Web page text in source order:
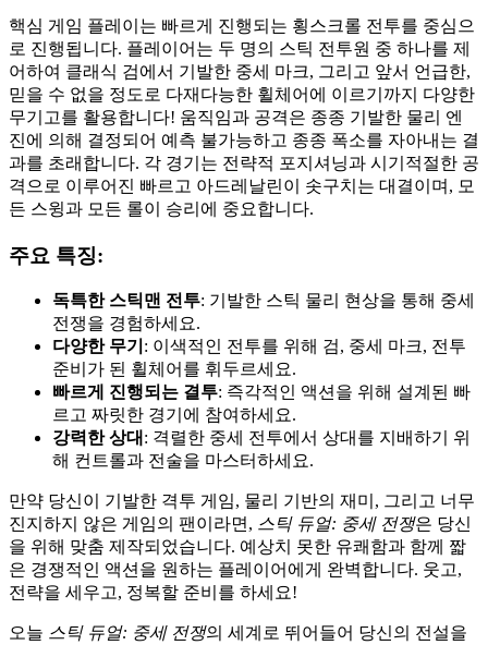
핵심 게임 플레이는 빠르게 진행되는 횡스크롤 전투를 중심으
로 진행됩니다. 플레이어는 두 명의 스틱 전투원 중 하나를 제
어하여 클래식 검에서 기발한 중세 마크, 그리고 앞서 언급한,
믿을 수 없을 정도로 다재다능한 휠체어에 이르기까지 다양한
무기고를 활용합니다! 움직임과 공격은 종종 기발한 물리 엔
진에 의해 결정되어 예측 불가능하고 종종 폭소를 자아내는 결
과를 초래합니다. 각 경기는 전략적 포지셔닝과 시기적절한 공
격으로 이루어진 빠르고 아드레날린이 솟구치는 대결이며, 모
든 스윙과 모든 롤이 승리에 중요합니다.
주요 특징:
독특한 스틱맨 전투: 기발한 스틱 물리 현상을 통해 중세
전쟁을 경험하세요.
다양한 무기 : 이색적인 전투를 위해 검, 중세 마크, 전투
준비가 된 휠체어를 휘두르세요.
빠르게 진행되는 결투: 즉각적인 액션을 위해 설계된 빠
르고 짜릿한 경기에 참여하세요.
강력한 상대 : 격렬한 중세 전투에서 상대를 지배하기 위
해 컨트롤과 전술을 마스터하세요.
만약 당신이 기발한 격투 게임, 물리 기반의 재미, 그리고 너무
진지하지 않은 게임의 팬이라면, 스틱 듀얼: 중세 전쟁은 당신
을 위해 맞춤 제작되었습니다. 예상치 못한 유쾌함과 함께 짧
은 경쟁적인 액션을 원하는 플레이어에게 완벽합니다. 웃고,
전략을 세우고, 정복할 준비를 하세요!
오늘 스틱 듀얼: 중세 전쟁의 세계로 뛰어들어 당신의 전설을